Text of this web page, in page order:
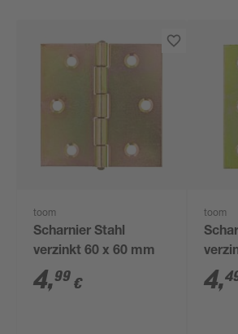
toom
Scharnier Stahl
verzinkt 60 x 60 mm
4,99 €
toom
4,